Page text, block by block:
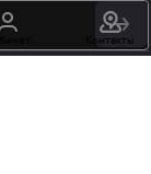
Контакты